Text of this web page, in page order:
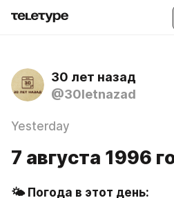
30 лет назад
@30letnazad
Yesterday
7 августа 1996